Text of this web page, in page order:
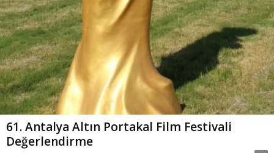
61. Antalya Altın Portakal Film Festivali
Değerlendirme